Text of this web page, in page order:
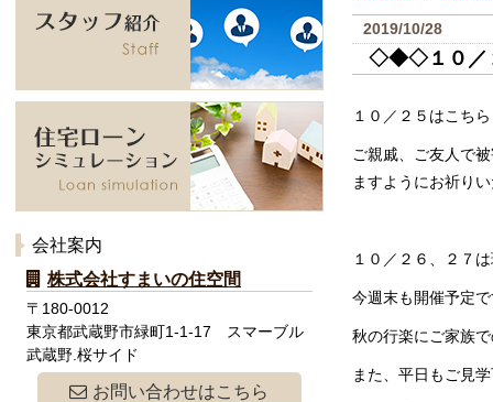
2019/10/28
◇◆◇１０／
１０／２５はこち
ご親戚、ご友人で
ますようにお祈り
１０／２６、２７
今週末も開催予定
秋の行楽にご家族
また、平日もご見
会社案内
株式会社すまいの住空間
〒180-0012
東京都武蔵野市緑町1-1-17 スマーブル
武蔵野.桜サイド
お問い合わせはこちら